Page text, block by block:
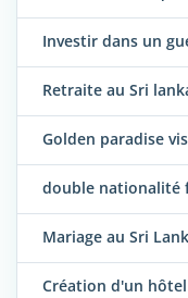
Investir dans un
Retraite au Sri
Golden paradise
double nationalité
Mariage au Sri
Création d'un